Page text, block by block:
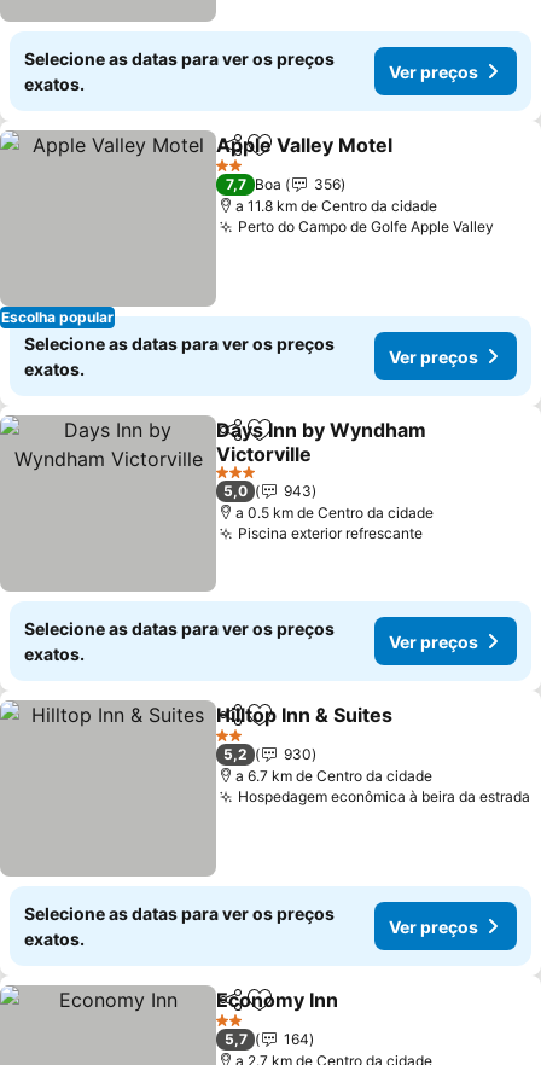
Selecione as datas para ver os preços
exatos.
Ver preços
Escolha popular
PartilharAdicionar aos favoritos
Apple Valley Motel
2 Estrelas
7,7 Boa
356
a 11.8 km de Centro da cidade
Perto do Campo de Golfe Apple Valley
Selecione as datas para ver os preços
exatos.
Ver preços
PartilharAdicionar aos favoritos
Days Inn by Wyndham
Victorville
Ver preços
3 Estrelas
5,0
943
a 0.5 km de Centro da cidade
Piscina exterior refrescanteVer preços
Selecione as datas para ver os preços
exatos.
Ver preços
PartilharAdicionar aos favoritos
Hilltop Inn & Suites
2 Estrelas
5,2
930
a 6.7 km de Centro da cidade
Hospedagem econômica à beira da estrada
Selecione as datas para ver os preços
exatos.
Ver preços
PartilharAdicionar aos favoritos
Economy Inn
2 Estrelas
5,7
164
a 2.7 km de Centro da cidade